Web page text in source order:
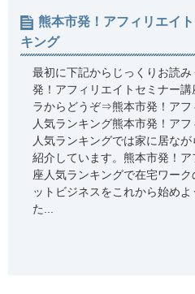
熊本市発！アフィリエイ
キング
最初に下記からじっくりお読
発！アフィリエイトセミナー
ラからどうぞ⇒熊本市発！アフ
人気ランキング熊本市発！ア
人気ランキングでは家に居な
紹介しています。熊本市発！
座人気ランキングで在宅ワー
ットビジネスをこれから始め
た...